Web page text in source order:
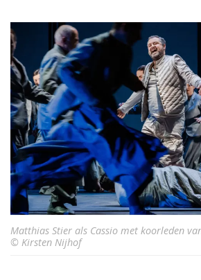
Matthias Stier als Cassio met koorleden
© Kirsten Nijhof